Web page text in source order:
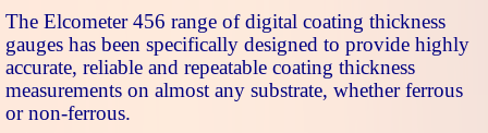
The Elcometer 456 range of digital coating thickness
gauges has been specifically designed to provide highly
accurate, reliable and repeatable coating thickness
measurements on almost any substrate, whether ferrous
or non-ferrous.